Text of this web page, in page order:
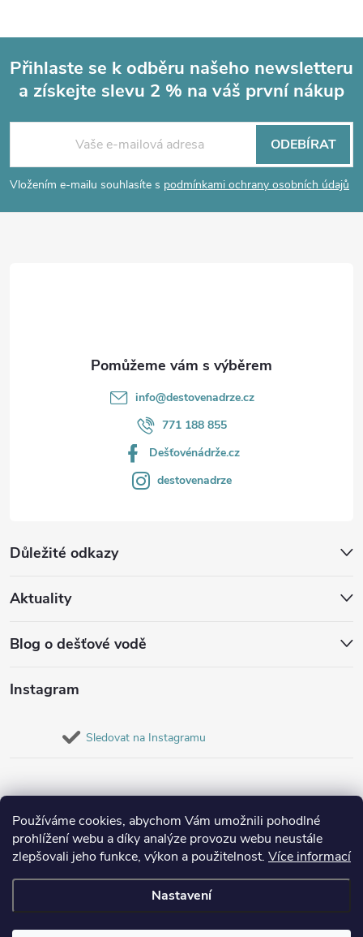
Používáme cookies, abychom Vám umožnili pohodlné
prohlížení webu a díky analýze provozu webu neustále
zlepšovali jeho funkce, výkon a použitelnost. Více informací
Nastavení
p
a
Přihlaste se k odběru našeho newsletteru
a získejte slevu 2 % na váš první nákup
Vložením e-mailu souhlasíte s podmínkami ochrany osobních údajů
ODEBÍRAT
Důležité odkazy
Aktuality
Blog o dešťové vodě
info@destovenadrze.cz
771 188 855
Dešťovénádrže.cz
destovenadrze
Instagram
Sledovat na Instagramu
Copyright 2026Destovenadrze.cz. Všechna práva vyhrazena.